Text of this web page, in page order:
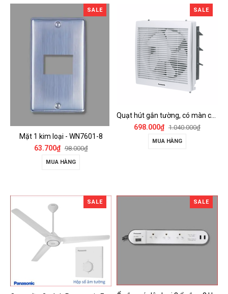
SALE
Mặt 1 kim loại - WN7601-8
63.700₫ 98.000₫
MUA HÀNG
SALE
698.000₫ 1.040.000₫
MUA HÀNG
SALE SALE